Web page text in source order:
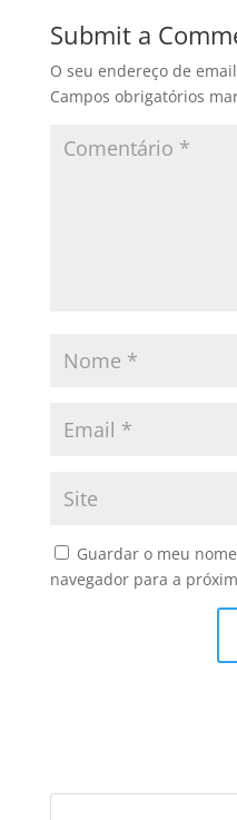
Submit a
O seu endereço de
Campos obrigatórios
Guardar o meu
navegador para a